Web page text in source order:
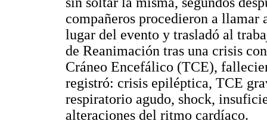
compañeros procedieron a
lugar del evento y trasladó al
de Reanimación tras una crisis
Cráneo Encefálico (TCE),
registró: crisis epiléptica, TCE
respiratorio agudo, shock,
alteraciones del ritmo cardíaco.